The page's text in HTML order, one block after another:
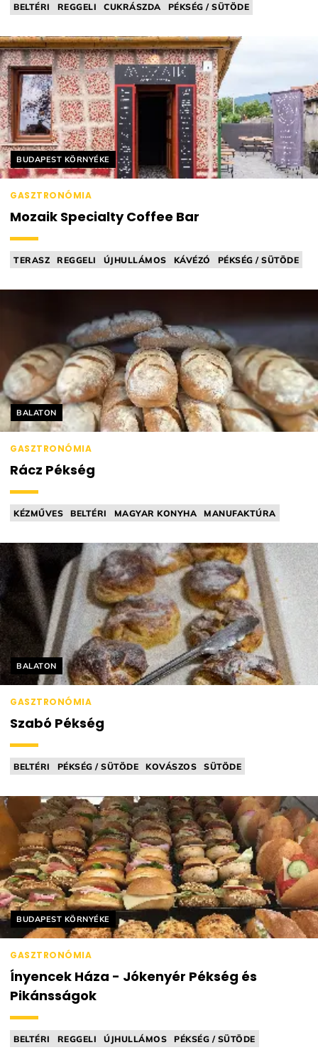
BELTÉRI REGGELI CUKRÁSZDA
PÉKSÉG / SÜTÖDE
Helyszín címkék:
BUDAPEST KÖRNYÉKE
GASZTRONÓMIA
Mozaik Specialty Coffee Bar
TERASZ REGGELI ÚJHULLÁMOS KÁVÉZÓ PÉKSÉG / SÜTÖDE
Helyszín címkék:
BALATON
GASZTRONÓMIA
Rácz Pékség
KÉZMŰVES BELTÉRI MAGYAR KONYHA
MANUFAKTÚRA
Helyszín címkék:
BALATON
GASZTRONÓMIA
Szabó Pékség
BELTÉRI PÉKSÉG / SÜTÖDE KOVÁSZOS SÜTÖDE
Helyszín címkék:
BUDAPEST KÖRNYÉKE
GASZTRONÓMIA
Ínyencek Háza - Jókenyér Pékség és
Pikánsságok
BELTÉRI REGGELI ÚJHULLÁMOS PÉKSÉG / SÜTÖDE